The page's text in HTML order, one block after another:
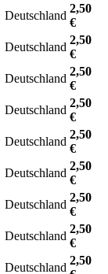
Deutschland
2,50
€
Deutschland
2,50
€
Deutschland
2,50
€
Deutschland
2,50
€
Deutschland
2,50
€
Deutschland
2,50
€
Deutschland
2,50
€
Deutschland
2,50
€
Deutschland
2,50